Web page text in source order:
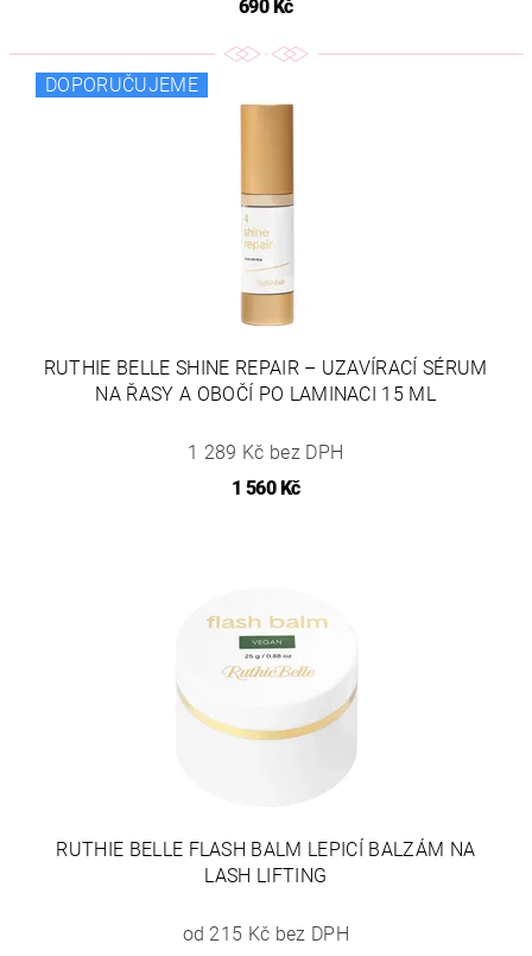
690 Kč
DOPORUČUJEME
RUTHIE BELLE SHINE REPAIR – UZAVÍRACÍ SÉRUM
NA ŘASY A OBOČÍ PO LAMINACI 15 ML
1 289 Kč bez DPH
1 560 Kč
RUTHIE BELLE FLASH BALM LEPICÍ BALZÁM NA
LASH LIFTING
od 215 Kč bez DPH